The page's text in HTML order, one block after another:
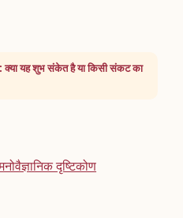
क्या यह शुभ संकेत है या किसी संकट का
दृष्टिकोण